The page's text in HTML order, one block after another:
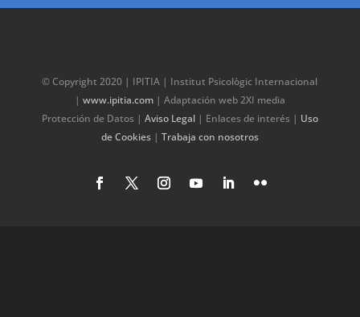
© Copyright 2020 | IPITIA | Institut Psicològic Internacional
| www.ipitia.com| Adaptación web 2XI media
Protección de Datos | Aviso Legal| Enlaces de interés | Uso
de Cookies| Trabaja con nosotros